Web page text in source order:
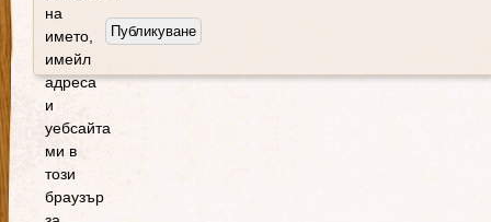
на
името,
имейл
адреса
и
уебсайта
ми в
този
браузър